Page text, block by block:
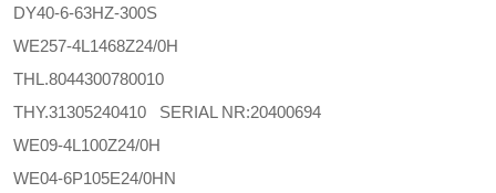
DY40-6-63HZ-300S
WE257-4L1468Z24/0H
THL.8044300780010
THY.31305240410 SERIAL NR:20400694
WE09-4L100Z24/0H
WE04-6P105E24/0HN